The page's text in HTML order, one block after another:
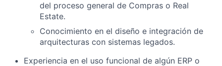
del proceso general de Compras o Real
Estate.
Conocimiento en el diseño e integración de
arquitecturas con sistemas legados.
Experiencia en el uso funcional de algún ERP o